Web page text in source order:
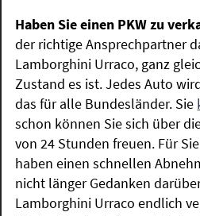
Haben Sie einen PKW zu
der richtige Ansprechpartner
Lamborghini Urraco, ganz
Zustand es ist. Jedes Auto
das für alle Bundesländer. Sie
schon können Sie sich über
von 24 Stunden freuen. Für
haben einen schnellen
nicht länger Gedanken
Lamborghini Urraco endlich